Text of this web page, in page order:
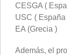
CESGA (
USC ( España
EA (Grecia )
Además, el